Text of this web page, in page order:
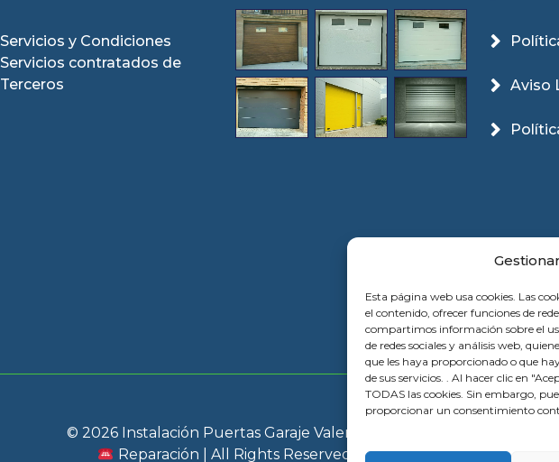
Esta página web usa cookies. Las
el contenido, ofrecer funciones de
compartimos información sobre el
de redes sociales y análisis web,
que les haya proporcionado o que
de sus servicios. . Al hacer clic en
TODAS las cookies. Sin embargo,
proporcionar un consentimiento
Servicios y Condiciones
Servicios contratados de
Terceros
Aviso
© 2026 Instalación Puertas Garaje Valencia |
Reparación | All Rights Reserved